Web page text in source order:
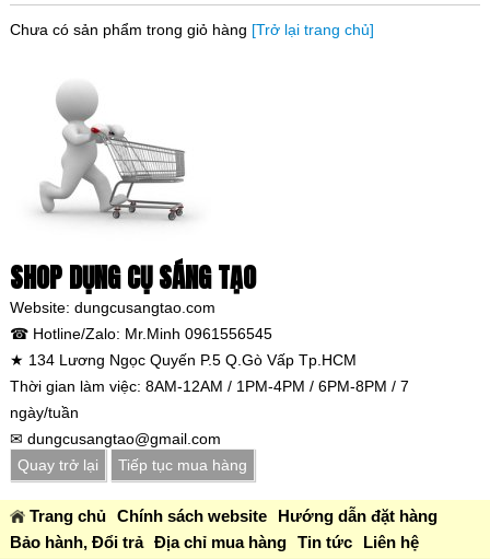
Chưa có sản phẩm trong giỏ hàng [Trở lại trang chủ]
SHOP DỤNG CỤ SÁNG TẠO
Website: dungcusangtao.com
☎ Hotline/Zalo: Mr.Minh 0961556545
★ 134 Lương Ngọc Quyến P.5 Q.Gò Vấp Tp.HCM
Thời gian làm việc: 8AM-12AM / 1PM-4PM / 6PM-8PM / 7
ngày/tuần
✉ dungcusangtao@gmail.com
Quay trở lại
Tiếp tục mua hàng
Trang chủ Chính sách website
Hướng dẫn đặt hàng
Bảo hành, Đổi trả Địa chỉ mua hàng Tin tức Liên hệ